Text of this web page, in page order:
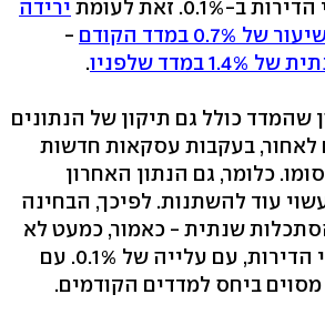
ירידה
במדד הקודם
-
שלפניו .
שהמדד כולל גם תיקון של הנתונים
בעקבות עסקאות חדשות
כלומר, גם הנתון האחרון
עוד להשתנות. לפיכך, הבחינה
שנתית - כאמור, כמעט לא
נרשם שינוי במחירי הדירות, עם עלייה של 0.1%. עם
מסוים ביחס למדדים הקודמים.